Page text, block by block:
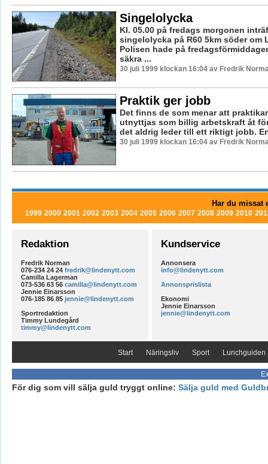
Singelolycka
Kl. 05.00 på fredags morgonen
singelolycka på R60 5km söder om
Polisen hade på
säkra ...
30 juli 1999 klockan 16:04 av Fredrik
Praktik ger jobb
Det finns de som menar att
utnyttjas som billig arbetskraft åt
det aldrig leder till ett riktigt jobb.
30 juli 1999 klockan 16:04 av Fredrik
Har du missat
1999 2000 2001 2002 2003 2004 2005 2006 2007 2008 2009 2010
Redaktion
Fredrik Norman
076-234 24 24 fredrik@lindenytt.com
Camilla Lagerman
073-536 63 56 camilla@lindenytt.com
Jennie Einarsson
076-185 86 85 jennie@lindenytt.com
Sportredaktion
Timmy Lundegård
timmy@lindenytt.com
Kundservice
Annonsera
info@lindenytt.com
Annonsprislista
Ekonomi
Jennie Einarsson
jennie@lindenytt.com
Start Näringsliv Sport Lunchguiden
För dig som vill sälja guld tryggt online: Sälja guld med